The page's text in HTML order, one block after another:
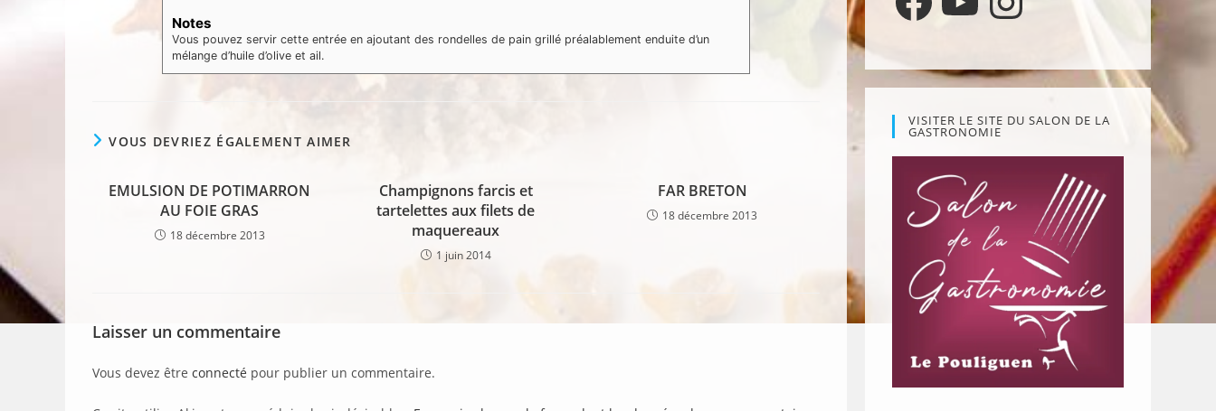
Notes
Vous pouvez servir cette entrée en ajoutant des rondelles de pain grillé préalablement enduite d’un
mélange d’huile d’olive et ail.
VOUS DEVRIEZ ÉGALEMENT AIMER
EMULSION DE POTIMARRON
AU FOIE GRAS
18 décembre 2013
Champignons farcis et
tartelettes aux filets de
maquereaux
1 juin 2014
FAR BRETON
18 décembre 2013
Laisser un commentaire
Vous devez être connecté pour publier un commentaire.
VISITER LE SITE DU SALON DE LA
GASTRONOMIE